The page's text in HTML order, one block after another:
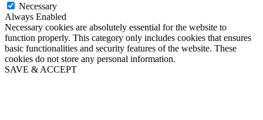
Necessary
Always Enabled
Necessary cookies are absolutely essential for the website to
function properly. This category only includes cookies that ensures
basic functionalities and security features of the website. These
cookies do not store any personal information.
SAVE & ACCEPT